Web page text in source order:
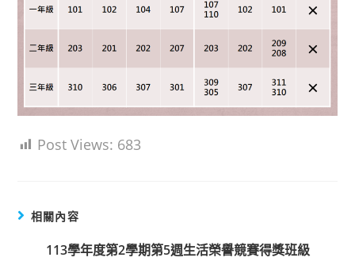
Post Views: 683
相關內容
113學年度第2學期第5週生活榮譽競賽得獎班級